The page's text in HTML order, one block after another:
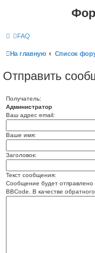
FAQ
На главную Список
Отправить
Получатель:
Администратор
Ваш адрес email:
Ваше имя:
Заголовок:
Текст сообщения:
Сообщение будет отправлено
BBCode. В качестве